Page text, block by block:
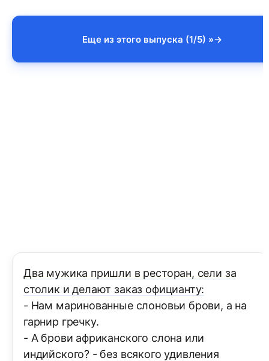
Еще из этого выпуска (1/5) »
Два мужика пришли в ресторан, сели за
столик и делают заказ официанту:
- Нам маринованные слоновьи брови, а на
гарнир гречку.
- А брови африканского слона или
индийского? - без всякого удивления